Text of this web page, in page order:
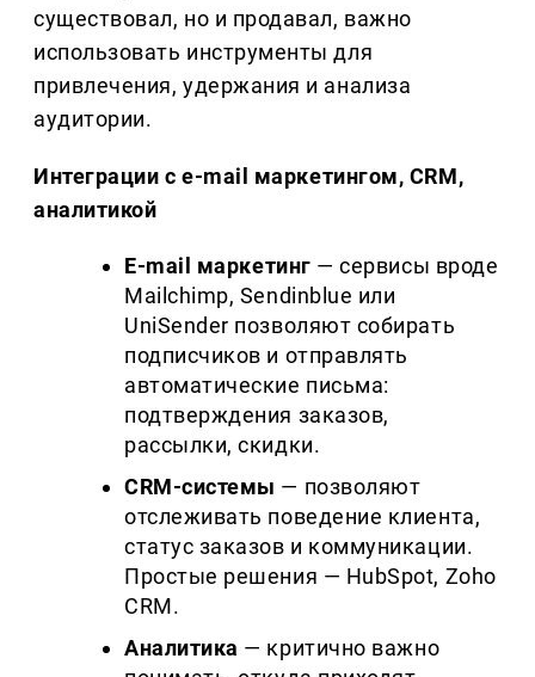
существовал, но и продавал, важно
использовать инструменты для
привлечения, удержания и анализа
аудитории.
Интеграции с e-mail маркетингом, CRM,
аналитикой
E-mail маркетинг — сервисы вроде
Mailchimp, Sendinblue или
UniSender позволяют собирать
подписчиков и отправлять
автоматические письма:
подтверждения заказов,
рассылки, скидки.
CRM-системы — позволяют
отслеживать поведение клиента,
статус заказов и коммуникации.
Простые решения — HubSpot, Zoho
CRM.
Аналитика — критично важно